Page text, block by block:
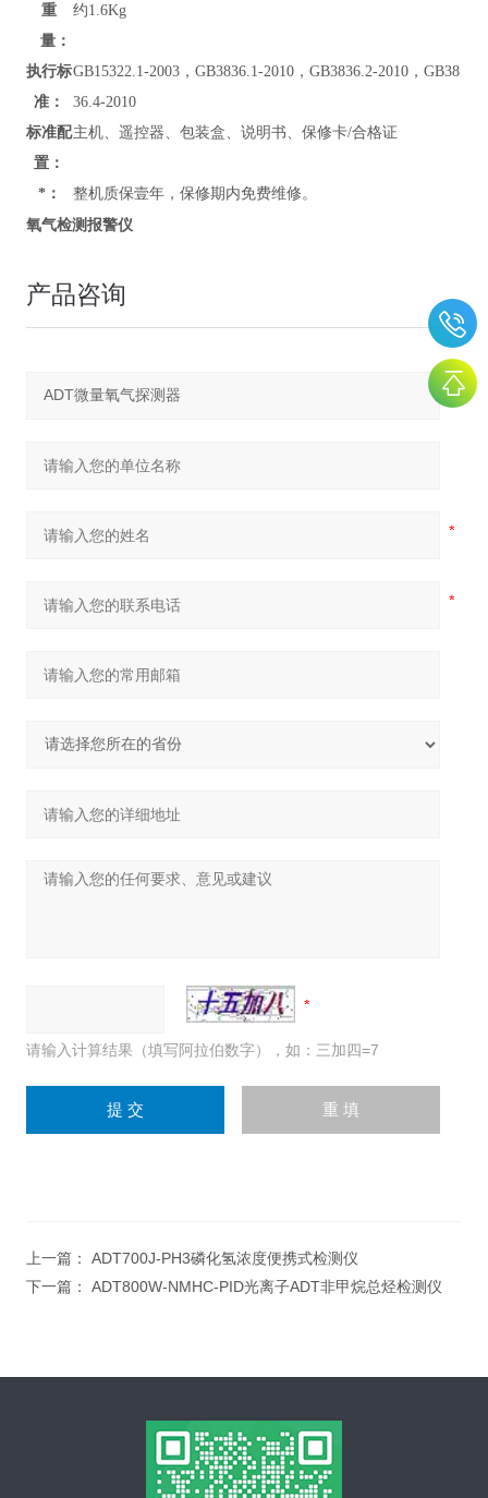
重
量：
约1.6Kg
执行标
准：
GB15322.1-2003，GB3836.1-2010，GB3836.2-2010，GB38
36.4-2010
标准配
置：
主机、遥控器、包装盒、说明书、保修卡/合格证
*： 整机质保壹年，保修期内免费维修。
氧气检测报警仪
产品咨询
请输入计算结果（填写阿拉伯数字），如：三加四=7
上一篇： ADT700J-PH3磷化氢浓度便携式检测仪
下一篇： ADT800W-NMHC-PID光离子ADT非甲烷总烃检测仪